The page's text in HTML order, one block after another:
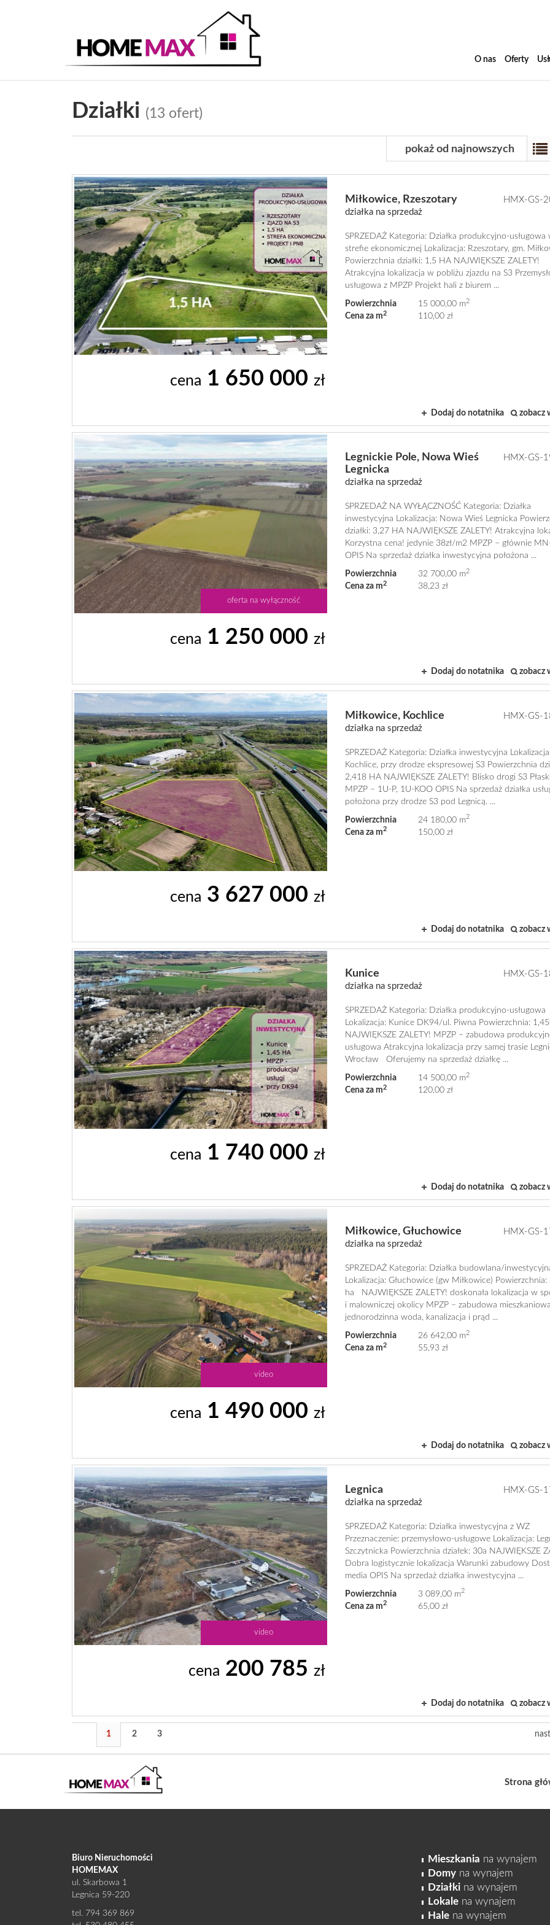
O nas Oferty
Działki (13 ofert)
pokaż od najnowszych
Miłkowice, Rzeszotary
działka na sprzedaż
HMX-GS-
SPRZEDAŻ Kategoria: Działka produkcyjno-usługowa
strefie ekonomicznej Lokalizacja: Rzeszotary, gm.
Powierzchnia działki: 1,5 HA NAJWIĘKSZE ZALETY!
Atrakcyjna lokalizacja w pobliżu zjazdu na S3
usługowa z MPZP Projekt hali z biurem ...
Powierzchnia 15 000,00 m2
Cena za m2 110,00 zł
cena 1 650 000 zł
Dodaj do notatnika zobacz
oferta na wyłączność
Legnickie Pole, Nowa Wieś
Legnicka
działka na sprzedaż
HMX-GS-
SPRZEDAŻ NA WYŁĄCZNOŚĆ Kategoria: Działka
inwestycyjna Lokalizacja: Nowa Wieś Legnicka
działki: 3,27 HA NAJWIĘKSZE ZALETY! Atrakcyjna
Korzystna cena! jedynie 38zł/m2 MPZP – głównie
OPIS Na sprzedaż działka inwestycyjna położona ...
Powierzchnia 32 700,00 m2
Cena za m2 38,23 zł
cena 1 250 000 zł
Dodaj do notatnika zobacz
Miłkowice, Kochlice
działka na sprzedaż
HMX-GS-
SPRZEDAŻ Kategoria: Działka inwestycyjna
Kochlice, przy drodze ekspresowej S3 Powierzchnia
2,418 HA NAJWIĘKSZE ZALETY! Blisko drogi S3
MPZP – 1U-P, 1U-KOO OPIS Na sprzedaż działka
położona przy drodze S3 pod Legnicą. ...
Powierzchnia 24 180,00 m2
Cena za m2 150,00 zł
cena 3 627 000 zł
Dodaj do notatnika zobacz
Kunice
działka na sprzedaż
HMX-GS-
SPRZEDAŻ Kategoria: Działka produkcyjno-usługowa
Lokalizacja: Kunice DK94/ul. Piwna Powierzchnia:
NAJWIĘKSZE ZALETY! MPZP – zabudowa
usługowa Atrakcyjna lokalizacja przy samej trasie
Wrocław Oferujemy na sprzedaż działkę ...
Powierzchnia 14 500,00 m2
Cena za m2 120,00 zł
cena 1 740 000 zł
Dodaj do notatnika zobacz
video
Miłkowice, Głuchowice
działka na sprzedaż
HMX-GS-
SPRZEDAŻ Kategoria: Działka budowlana/
Lokalizacja: Głuchowice (gw Miłkowice) Powierzchnia:
ha NAJWIĘKSZE ZALETY! doskonała lokalizacja w
i malowniczej okolicy MPZP – zabudowa mieszkaniowa
jednorodzinna woda, kanalizacja i prąd ...
Powierzchnia 26 642,00 m2
Cena za m2 55,93 zł
cena 1 490 000 zł
Dodaj do notatnika zobacz
video
Legnica
działka na sprzedaż
HMX-GS-
SPRZEDAŻ Kategoria: Działka inwestycyjna z WZ
Przeznaczenie: przemysłowo-usługowe Lokalizacja:
Szczytnicka Powierzchnia działek: 30a NAJWIĘKSZE
Dobra logistycznie lokalizacja Warunki zabudowy
media OPIS Na sprzedaż działka inwestycyjna ...
Powierzchnia 3 089,00 m2
Cena za m2 65,00 zł
cena 200 785 zł
Dodaj do notatnika zobacz
1 2 3
Strona
Biuro Nieruchomości
HOMEMAX
ul. Skarbowa 1
Legnica 59-220
tel. 794 369 869
Mieszkania na wynajem
Domy na wynajem
Działki na wynajem
Lokale na wynajem
Hale na wynajem